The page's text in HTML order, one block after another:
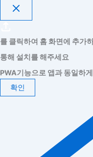
를 클릭하여 홈 화면에 추가
통해 설치를 해주세요
PWA기능으로 앱과 동일하
확인